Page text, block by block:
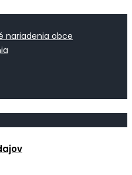
nariadenia obce